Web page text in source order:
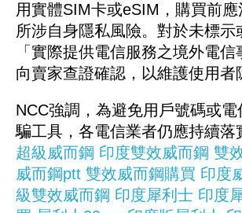
用實體SIM卡或eSIM，購買前
所涉自身隱私風險。對於未標示
「實際提供電信服務之境外電
向賣家查證確認，以維護使用者
NCC強調，為避免用戶號碼或
騙工具，各電信業者仍應持續落
超級威而鋼 印度雙效威而鋼 雙
威而鋼ptt 雙效威而鋼購買 印度
級雙效威而鋼 印度犀利士 印度